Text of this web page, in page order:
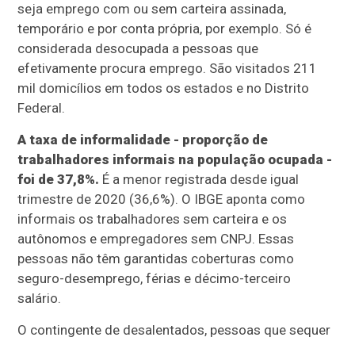
seja emprego com ou sem carteira assinada,
temporário e por conta própria, por exemplo. Só é
considerada desocupada a pessoas que
efetivamente procura emprego. São visitados 211
mil domicílios em todos os estados e no Distrito
Federal.
A taxa de informalidade - proporção de
trabalhadores informais na população ocupada -
foi de 37,8%. É a menor registrada desde igual
trimestre de 2020 (36,6%). O IBGE aponta como
informais os trabalhadores sem carteira e os
autônomos e empregadores sem CNPJ. Essas
pessoas não têm garantidas coberturas como
seguro-desemprego, férias e décimo-terceiro
salário.
O contingente de desalentados, pessoas que sequer